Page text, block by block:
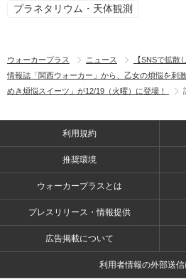
プラネタリウム・天体観測
ウォーカープラス ニュース
【SNSで拡散
情報誌「関西ウォーカー」から、乙女の煩悩を刺
めき煩悩スイーツ」が12/19（火曜）に登場！
利用規約
推奨環境
ウォーカープラスとは
プレスリリース・情報提供
広告掲載について
利用者情報の外部送